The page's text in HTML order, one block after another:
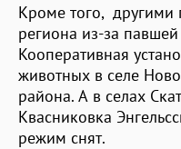
Кроме того, другими
региона из-за
Кооперативная
животных в селе
района. А в селах
Квасниковка
режим снят.